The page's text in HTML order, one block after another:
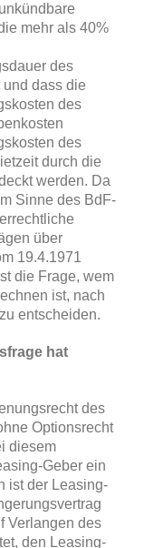
mehr als 40%
des
und dass die
des
des
durch die
werden. Da
Sinne des BdF-
über
19.4.1971
die Frage, wem
ist, nach
entscheiden.
hat
des
Optionsrecht
diesem
Geber ein
ist der Leasing-
Verlangen des
den Leasing-